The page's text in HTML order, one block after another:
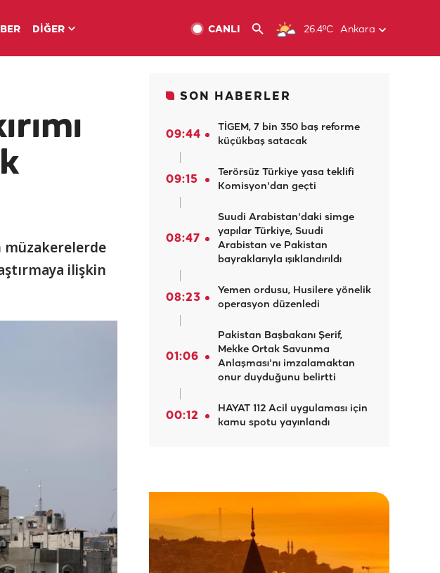
DİĞER 26.4ºC Ankara
CANLI
müzakerelerde
ilişkin
SON HABERLER
09:44
TİGEM, 7 bin 350 baş reforme
küçükbaş satacak
09:15
Terörsüz Türkiye yasa teklifi
Komisyon'dan geçti
08:47
Suudi Arabistan'daki simge
yapılar Türkiye, Suudi
Arabistan ve Pakistan
bayraklarıyla ışıklandırıldı
08:23
Yemen ordusu, Husilere yönelik
operasyon düzenledi
01:06
Pakistan Başbakanı Şerif,
Mekke Ortak Savunma
Anlaşması'nı imzalamaktan
onur duyduğunu belirtti
00:12
HAYAT 112 Acil uygulaması için
kamu spotu yayınlandı